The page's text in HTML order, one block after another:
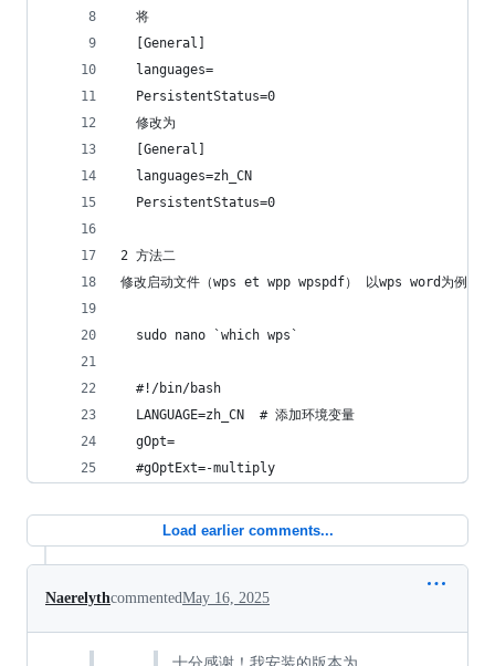
  将
  [General]
  languages=
  PersistentStatus=0
  修改为
  [General]
  languages=zh_CN
  PersistentStatus=0
2 方法二
修改启动文件（wps et wpp wpspdf） 以wps word为例
  sudo nano `which wps`
  #!/bin/bash
  LANGUAGE=zh_CN  # 添加环境变量
  gOpt=
  #gOptExt=-multiply
Load earlier comments...
NaerelythcommentedMay 16, 2025
十分感谢！我安装的版本为